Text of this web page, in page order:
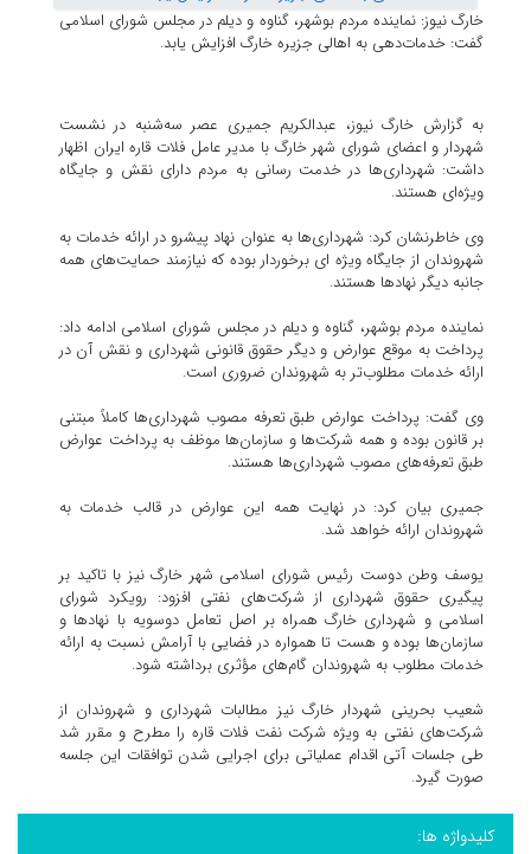
خارگ نیوز: نماینده مردم بوشهر، گناوه و دیلم در مجلس شورای اسلامی
گفت: خدمات‌دهی به اهالی جزیره خارگ افزایش یابد.
به گزارش خارگ نیوز، عبدالکریم جمیری عصر سه‌شنبه در نشست
شهردار و اعضای شورای شهر خارگ با مدیر عامل فلات قاره ایران اظهار
داشت: شهرداری‌ها در خدمت رسانی به مردم دارای نقش و جایگاه
ویژه‌ای هستند.
وی خاطرنشان کرد: شهرداری‌ها به عنوان نهاد پیشرو در ارائه خدمات به
شهروندان از جایگاه ویژه ای برخوردار بوده که نیازمند حمایت‌های همه
جانبه دیگر نهادها هستند.
نماینده مردم بوشهر، گناوه و دیلم در مجلس شورای اسلامی ادامه داد:
پرداخت به موقع عوارض و دیگر حقوق قانونی شهرداری و نقش آن در
ارائه خدمات مطلوب‌تر به شهروندان ضروری است.
وی گفت: پرداخت عوارض طبق تعرفه مصوب شهرداری‌ها کاملاً مبتنی
بر قانون بوده و همه شرکت‌ها و سازمان‌ها موظف به پرداخت عوارض
طبق تعرفه‌های مصوب شهرداری‌ها هستند.
جمیری بیان کرد: در نهایت همه این عوارض در قالب خدمات به
شهروندان ارائه خواهد شد.
یوسف وطن دوست رئیس شورای اسلامی شهر خارگ نیز با تاکید بر
پیگیری حقوق شهرداری از شرکت‌های نفتی افزود: رویکرد شورای
اسلامی و شهرداری خارگ همراه بر اصل تعامل دوسویه با نهادها و
سازمان‌ها بوده و هست تا همواره در فضایی با آرامش نسبت به ارائه
خدمات مطلوب به شهروندان گام‌های مؤثری برداشته شود.
شعیب بحرینی شهردار خارگ نیز مطالبات شهرداری و شهروندان از
شرکت‌های نفتی به ویژه شرکت نفت فلات قاره را مطرح و مقرر شد
طی جلسات آتی اقدام عملیاتی برای اجرایی شدن توافقات این جلسه
صورت گیرد.
کلیدواژه ها: